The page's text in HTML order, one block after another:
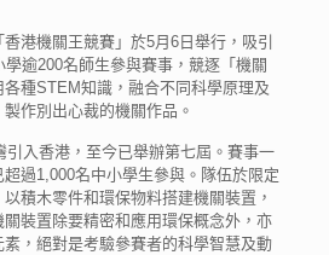
港機關王競賽」於5月6日舉行，吸引
逾200名師生參與賽事，競逐「機關
種STEM知識，融合不同科學原理及
作別出心裁的機關作品。
引入香港，至今已舉辦第七屆。賽事一
過1,000名中小學生參與。隊伍於限定
積木零件和環保物料搭建機關裝置，
裝置除要精密和應用環保概念外，亦
，絕對是考驗參賽者的科學智慧及動